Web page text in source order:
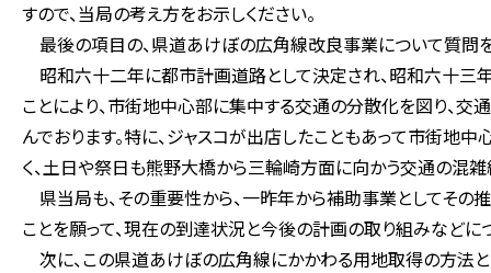
すので、当局の考え方をお示しください。
最後の項目の、県道あけぼの広角線改良事業について質問を
昭和六十二年に都市計画道路として決定され、昭和六十三
ことにより、市街地中心部に集中する交通の分散化を図り、
んでおります。特に、ジャスコが出店したこともあって市街
く、土日や祭日も熊野大橋から三輪崎方面に向かう交通の混
県当局も、その重要性から、一昨年から補助事業としてその
ことを願って、現在の到達状況と今後の計画の取り組みなどに
次に、この県道あけぼの広角線にかかわる用地取得の方法